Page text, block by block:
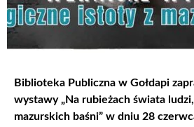
Biblioteka Publiczna w Gołdapi
wystawy „Na rubieżach świata
mazurskich baśni” w dniu 28